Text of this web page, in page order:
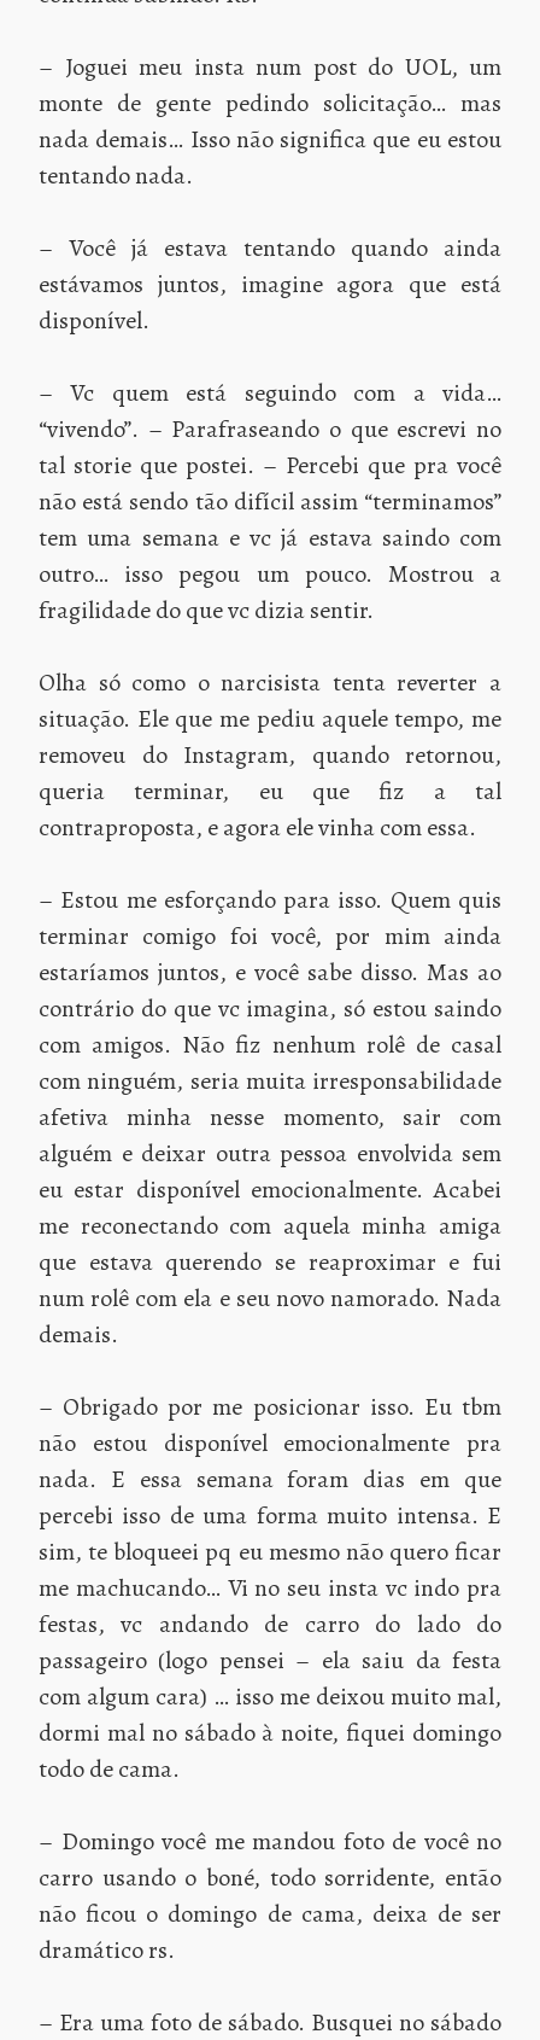
– Joguei meu insta num post do UOL, um
monte de gente pedindo solicitação… mas
nada demais… Isso não significa que eu estou
tentando nada.
– Você já estava tentando quando ainda
estávamos juntos, imagine agora que está
disponível.
– Vc quem está seguindo com a vida…
“vivendo”. – Parafraseando o que escrevi no
tal storie que postei. – Percebi que pra você
não está sendo tão difícil assim “terminamos”
tem uma semana e vc já estava saindo com
outro… isso pegou um pouco. Mostrou a
fragilidade do que vc dizia sentir.
Olha só como o narcisista tenta reverter a
situação. Ele que me pediu aquele tempo, me
removeu do Instagram, quando retornou,
queria terminar, eu que fiz a tal
contraproposta, e agora ele vinha com essa.
– Estou me esforçando para isso. Quem quis
terminar comigo foi você, por mim ainda
estaríamos juntos, e você sabe disso. Mas ao
contrário do que vc imagina, só estou saindo
com amigos. Não fiz nenhum rolê de casal
com ninguém, seria muita irresponsabilidade
afetiva minha nesse momento, sair com
alguém e deixar outra pessoa envolvida sem
eu estar disponível emocionalmente. Acabei
me reconectando com aquela minha amiga
que estava querendo se reaproximar e fui
num rolê com ela e seu novo namorado. Nada
demais.
– Obrigado por me posicionar isso. Eu tbm
não estou disponível emocionalmente pra
nada. E essa semana foram dias em que
percebi isso de uma forma muito intensa. E
sim, te bloqueei pq eu mesmo não quero ficar
me machucando… Vi no seu insta vc indo pra
festas, vc andando de carro do lado do
passageiro (logo pensei – ela saiu da festa
com algum cara) … isso me deixou muito mal,
dormi mal no sábado à noite, fiquei domingo
todo de cama.
– Domingo você me mandou foto de você no
carro usando o boné, todo sorridente, então
não ficou o domingo de cama, deixa de ser
dramático rs.
– Era uma foto de sábado. Busquei no sábado